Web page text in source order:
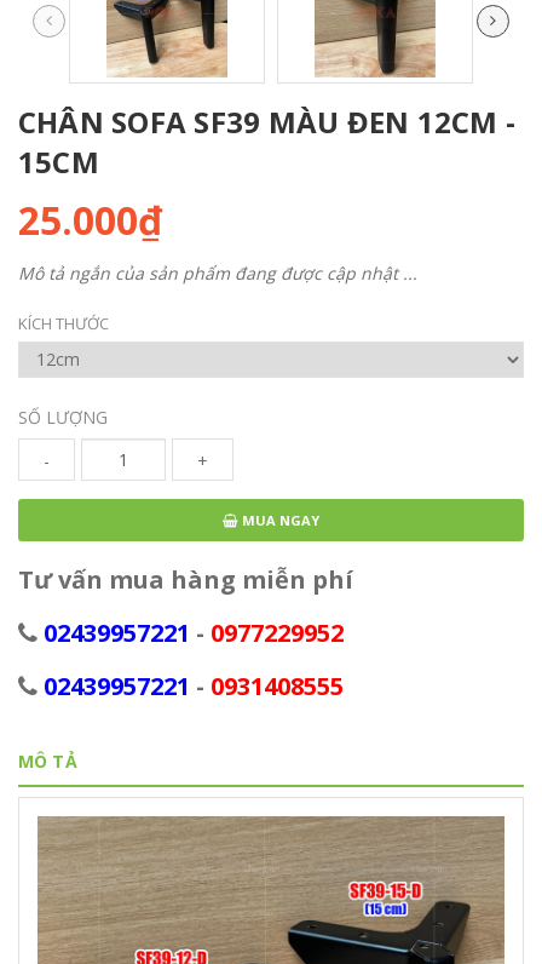
CHÂN SOFA SF39 MÀU ĐEN 12CM -
15CM
25.000₫
Mô tả ngắn của sản phẩm đang được cập nhật ...
KÍCH THƯỚC
SỐ LƯỢNG
-
+
MUA NGAY
Tư vấn mua hàng miễn phí
02439957221 - 0977229952
02439957221 - 0931408555
MÔ TẢ